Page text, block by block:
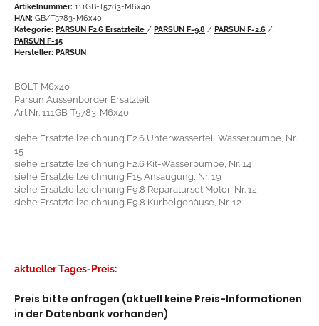
Artikelnummer: 111GB-T5783-M6x40
HAN: GB/T5783-M6x40
Kategorie: PARSUN F2.6 Ersatzteile / PARSUN F-9.8 / PARSUN F-2.6 /
PARSUN F-15
Hersteller: PARSUN
BOLT M6x40
Parsun Aussenborder Ersatzteil
Art.Nr. 111GB-T5783-M6x40
siehe Ersatzteilzeichnung F2.6 Unterwasserteil Wasserpumpe, Nr.
15
siehe Ersatzteilzeichnung F2.6 Kit-Wasserpumpe, Nr. 14
siehe Ersatzteilzeichnung F15 Ansaugung, Nr. 19
siehe Ersatzteilzeichnung F9.8 Reparaturset Motor, Nr. 12
siehe Ersatzteilzeichnung F9.8 Kurbelgehäuse, Nr. 12
aktueller Tages-Preis:
Preis bitte anfragen (aktuell keine Preis-Informationen
in der Datenbank vorhanden)